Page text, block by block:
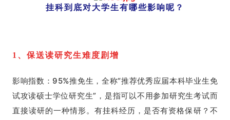
挂科到底对大学生有哪些影响呢？
1、保送读研究生难度剧增
影响指数：95%推免生，全称“推荐优秀应届本科毕业生免
试攻读硕士学位研究生”，是指可以不用参加研究生考试而
直接读研的一种情形。有挂科经历，是否有资格保研？不